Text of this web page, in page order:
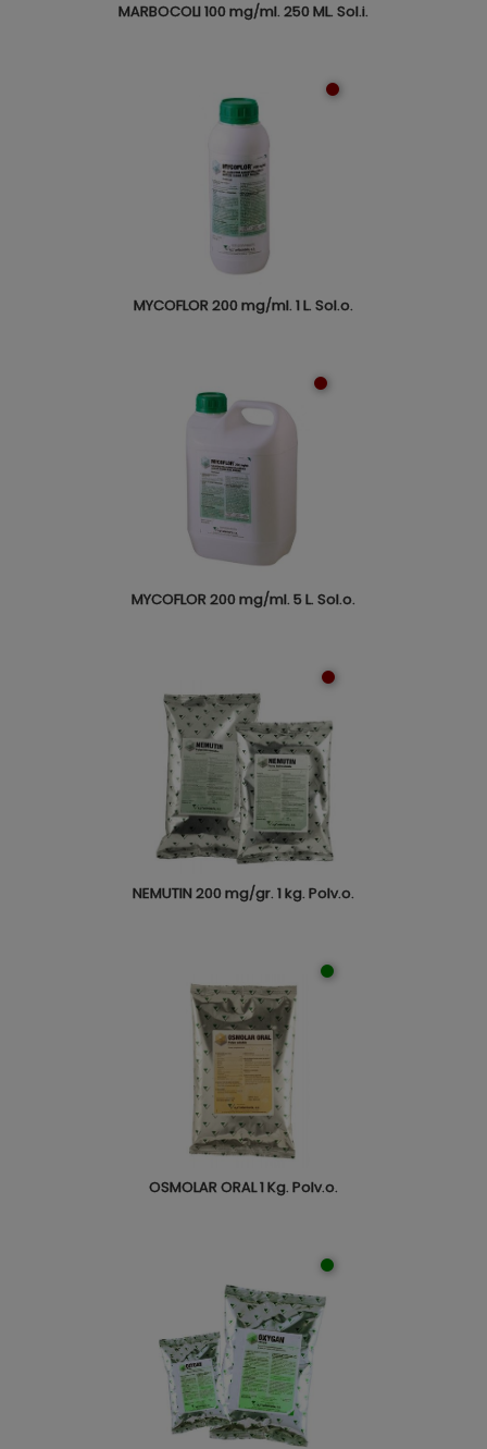
MARBOCOLI 100 mg/ml. 250 ML. Sol.i.
MYCOFLOR 200 mg/ml. 1 L. Sol.o.
MYCOFLOR 200 mg/ml. 5 L. Sol.o.
NEMUTIN 200 mg/gr. 1 kg. Polv.o.
OSMOLAR ORAL 1 Kg. Polv.o.